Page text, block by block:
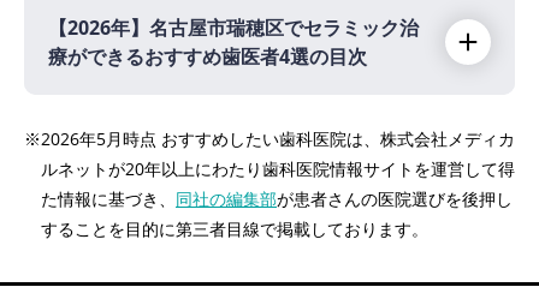
【2026年】 名古屋市瑞穂区でセラミック治
療ができるおすすめ歯医者4選の目次
陽明森田歯科クリニック（総合リハビリセン
ター駅 徒歩9分）
新瑞橋デンタルオフィス（新瑞橋駅 徒歩2
※2026年5月時点 おすすめしたい歯科医院は、株式会社メディカ
ルネットが20年以上にわたり歯科医院情報サイトを運営して得
た情報に基づき、 同社の編集部が患者さんの医院選びを後押し
することを目的に第三者目線で掲載しております。